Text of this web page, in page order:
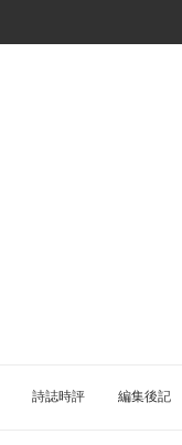
詩誌時評 編集後記